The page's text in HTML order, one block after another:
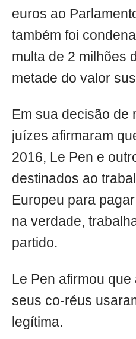
euros ao
também foi
multa de 2 milhões
metade do valor
Em sua decisão de
juízes afirmaram
2016, Le Pen e
destinados ao
Europeu para
na verdade,
partido.
Le Pen afirmou
seus co-réus
legítima.